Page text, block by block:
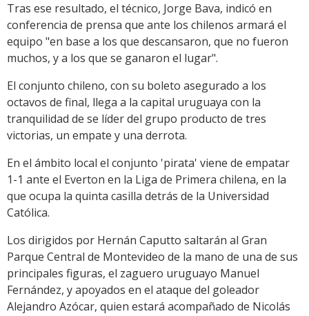
Tras ese resultado, el técnico, Jorge Bava, indicó en
conferencia de prensa que ante los chilenos armará el
equipo "en base a los que descansaron, que no fueron
muchos, y a los que se ganaron el lugar".
El conjunto chileno, con su boleto asegurado a los
octavos de final, llega a la capital uruguaya con la
tranquilidad de se líder del grupo producto de tres
victorias, un empate y una derrota.
En el ámbito local el conjunto 'pirata' viene de empatar
1-1 ante el Everton en la Liga de Primera chilena, en la
que ocupa la quinta casilla detrás de la Universidad
Católica.
Los dirigidos por Hernán Caputto saltarán al Gran
Parque Central de Montevideo de la mano de una de sus
principales figuras, el zaguero uruguayo Manuel
Fernández, y apoyados en el ataque del goleador
Alejandro Azócar, quien estará acompañado de Nicolás